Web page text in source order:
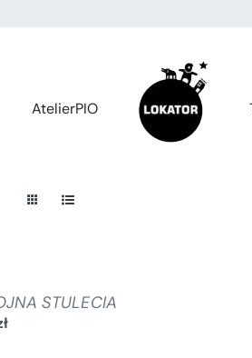
AtelierPIO
STULECIA